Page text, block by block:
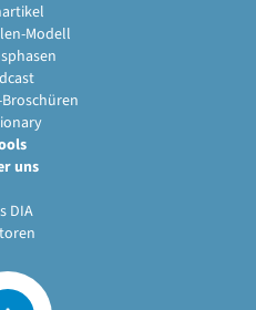
Modell
uns
DIA